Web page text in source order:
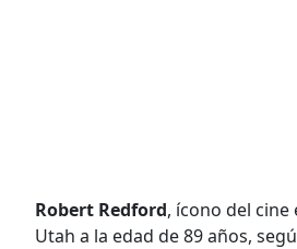
Robert Redford, ícono del
Utah a la edad de 89 años,